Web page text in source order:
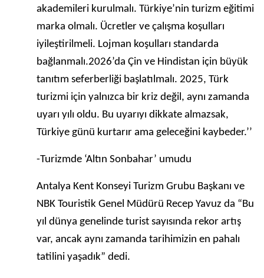
akademileri kurulmalı. Türkiye’nin turizm eğitimi
marka olmalı. Ücretler ve çalışma koşulları
iyileştirilmeli. Lojman koşulları standarda
bağlanmalı.2026’da Çin ve Hindistan için büyük
tanıtım seferberliği başlatılmalı. 2025, Türk
turizmi için yalnızca bir kriz değil, aynı zamanda
uyarı yılı oldu. Bu uyarıyı dikkate almazsak,
Türkiye günü kurtarır ama geleceğini kaybeder.’’
-Turizmde ‘Altın Sonbahar’ umudu
Antalya Kent Konseyi Turizm Grubu Başkanı ve
NBK Touristik Genel Müdürü Recep Yavuz da “Bu
yıl dünya genelinde turist sayısında rekor artış
var, ancak aynı zamanda tarihimizin en pahalı
tatilini yaşadık” dedi.